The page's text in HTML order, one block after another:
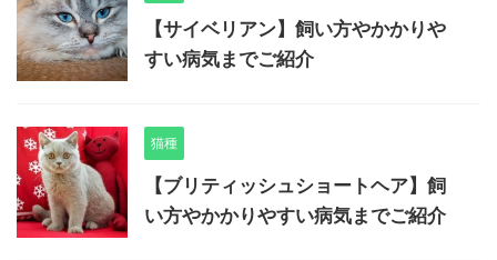
【サイベリアン】飼い方やかかりや
すい病気までご紹介
猫種
【ブリティッシュショートヘア】飼
い方やかかりやすい病気までご紹介